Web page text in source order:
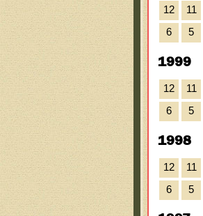
12 11
6
5
1999
12 11
6
5
1998
12 11
6
5